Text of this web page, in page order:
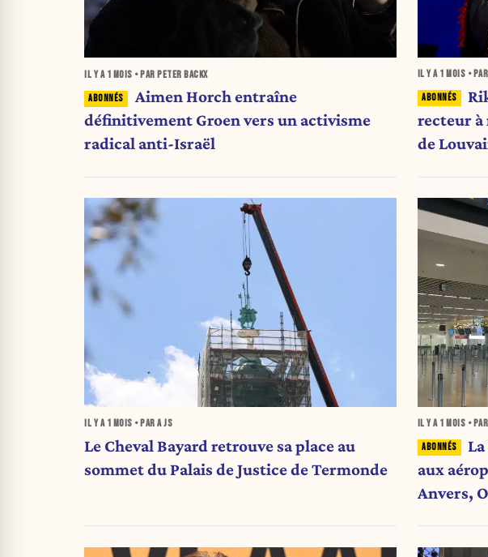
IL Y A 1 MOIS • PAR PETER BACKX
Aimen Horch entraîne
définitivement Groen vers un activisme
radical anti-Israël
IL Y A 1 MOIS •
recteur à
de
IL Y A 1 MOIS • PAR A JS
Le Cheval Bayard retrouve sa place au
sommet du Palais de Justice de Termonde
IL Y A 1 MOIS •
aux
Anvers,